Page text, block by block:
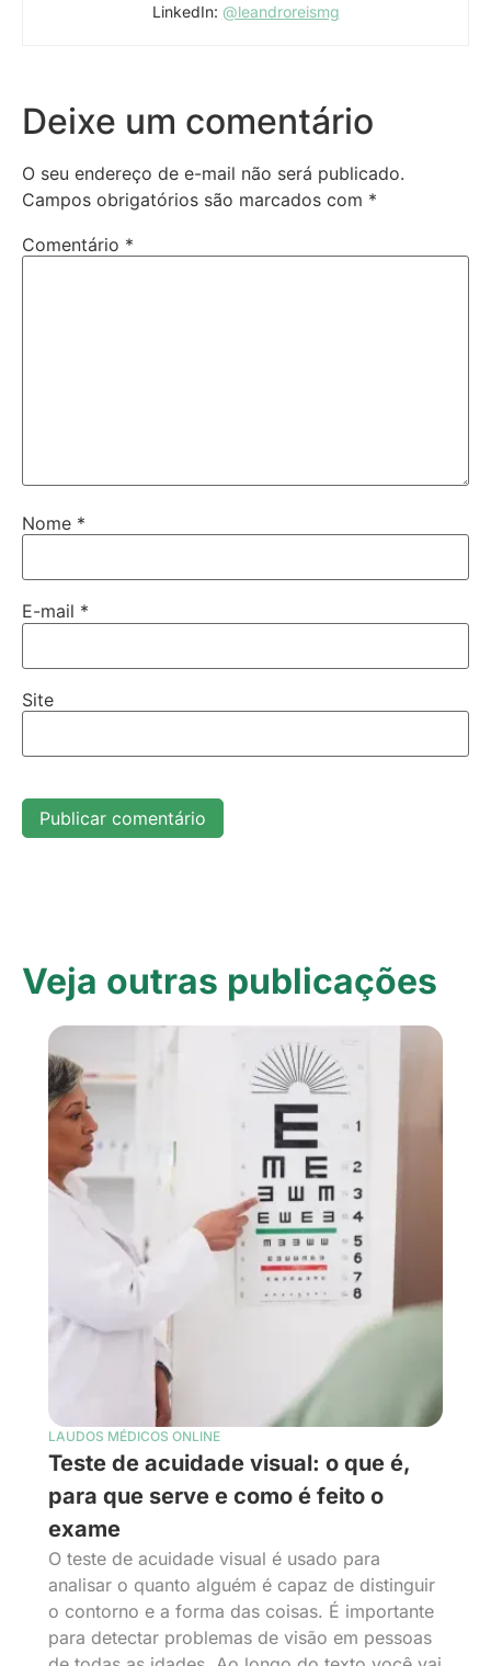
LinkedIn: @leandroreismg
Deixe um comentário
O seu endereço de e-mail não será publicado.
Campos obrigatórios são marcados com *
Comentário *
Nome *
E-mail *
Site
Veja outras publicações
LAUDOS MÉDICOS ONLINE
Teste de acuidade visual: o que é,
para que serve e como é feito o
exame
O teste de acuidade visual é usado para
analisar o quanto alguém é capaz de distinguir
o contorno e a forma das coisas. É importante
para detectar problemas de visão em pessoas